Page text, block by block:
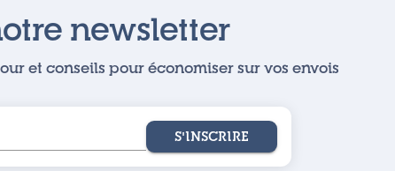
newsletter
et conseils pour économiser sur vos envois
S'INSCRIRE